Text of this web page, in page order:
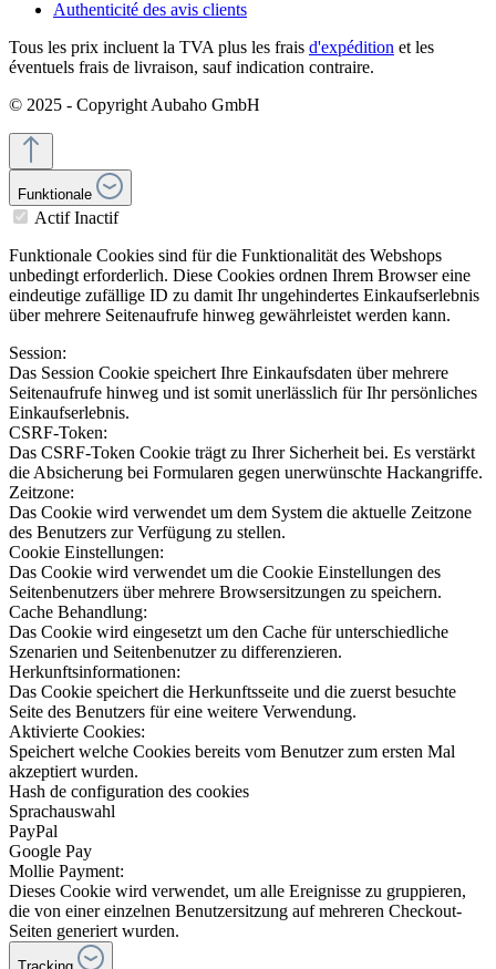
Authenticité des avis clients
Tous les prix incluent la TVA plus les frais d'expédition et les
éventuels frais de livraison, sauf indication contraire.
© 2025 - Copyright Aubaho GmbH
Funktionale
Actif Inactif
Funktionale Cookies sind für die Funktionalität des Webshops
unbedingt erforderlich. Diese Cookies ordnen Ihrem Browser eine
eindeutige zufällige ID zu damit Ihr ungehindertes Einkaufserlebnis
über mehrere Seitenaufrufe hinweg gewährleistet werden kann.
Session:
Das Session Cookie speichert Ihre Einkaufsdaten über mehrere
Seitenaufrufe hinweg und ist somit unerlässlich für Ihr persönliches
Einkaufserlebnis.
CSRF-Token:
Das CSRF-Token Cookie trägt zu Ihrer Sicherheit bei. Es verstärkt
die Absicherung bei Formularen gegen unerwünschte Hackangriffe.
Zeitzone:
Das Cookie wird verwendet um dem System die aktuelle Zeitzone
des Benutzers zur Verfügung zu stellen.
Cookie Einstellungen:
Das Cookie wird verwendet um die Cookie Einstellungen des
Seitenbenutzers über mehrere Browsersitzungen zu speichern.
Cache Behandlung:
Das Cookie wird eingesetzt um den Cache für unterschiedliche
Szenarien und Seitenbenutzer zu differenzieren.
Herkunftsinformationen:
Das Cookie speichert die Herkunftsseite und die zuerst besuchte
Seite des Benutzers für eine weitere Verwendung.
Aktivierte Cookies:
Speichert welche Cookies bereits vom Benutzer zum ersten Mal
akzeptiert wurden.
Hash de configuration des cookies
Sprachauswahl
PayPal
Google Pay
Mollie Payment:
Dieses Cookie wird verwendet, um alle Ereignisse zu gruppieren,
die von einer einzelnen Benutzersitzung auf mehreren Checkout-
Seiten generiert wurden.